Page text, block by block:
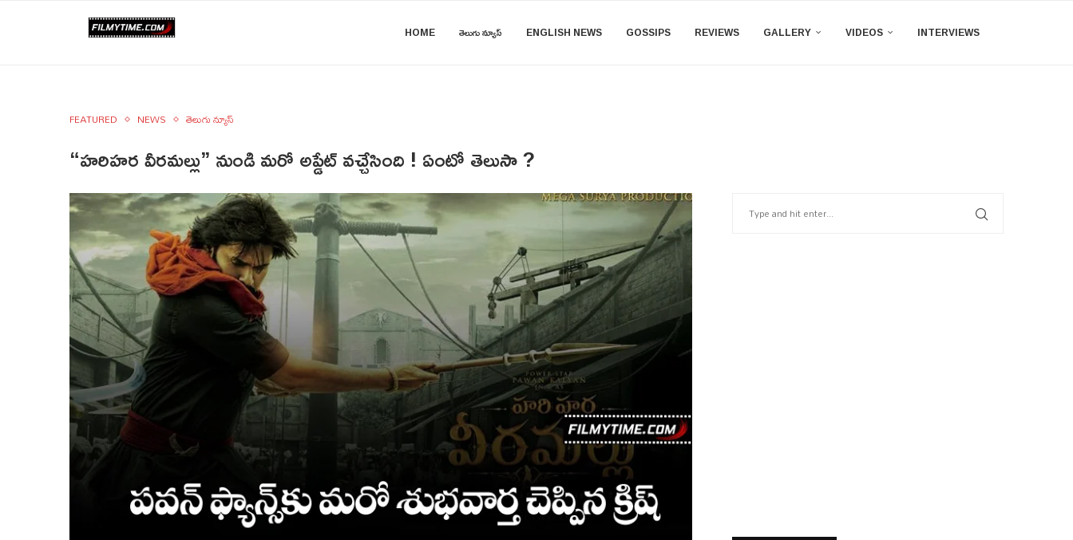
HOME తెలుగు న్యూస్ ENGLISH NEWS GOSSIPS REVIEWS GALLERY VIDEOS INTERVIEWS
FEATURED NEWS తెలుగు న్యూస్
“హరిహర వీరమల్లు” నుండి మరో అప్డేట్ వచ్చేసింది ! ఏంటో తెలుసా ?